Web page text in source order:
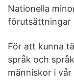
Nationella
förutsättningar
För att kunna
språk och
människor i